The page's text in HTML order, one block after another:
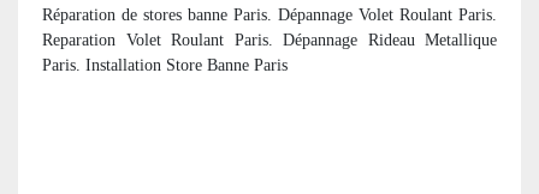
Réparation de stores banne Paris. Dépannage Volet Roulant Paris.
Reparation Volet Roulant Paris. Dépannage Rideau Metallique
Paris. Installation Store Banne Paris